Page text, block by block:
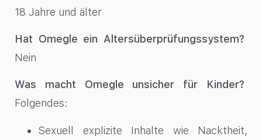
18 Jahre und älter
Hat Omegle ein Altersüberprüfungssystem?
Nein
Was macht Omegle unsicher für Kinder?
Folgendes:
Sexuell explizite Inhalte wie Nacktheit,